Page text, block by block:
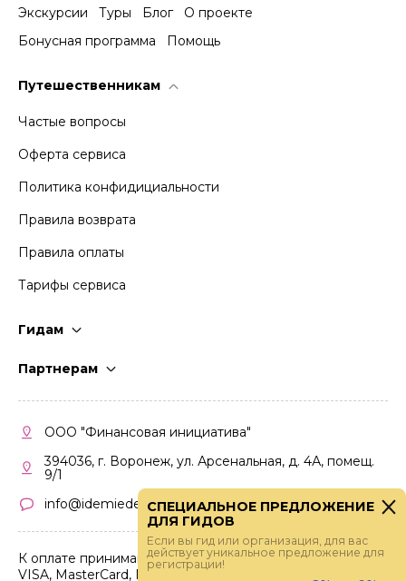
Экскурсии Туры Блог
О проекте
Бонусная программа
Помощь
Путешественникам
Частые вопросы
Оферта сервиса
Политика конфидициальности
Правила возврата
Правила оплаты
Тарифы сервиса
Гидам
Партнерам
Кабинет партнера
Правила участия
ООО "Финансовая инициатива"
394036, г. Воронеж, ул. Арсенальная, д. 4А, помещ.
9/1
info@idemiedem.ru
К оплате принимаются карты
VISA, MasterCard, МИР
СПЕЦИАЛЬНОЕ ПРЕДЛОЖЕНИЕ
ДЛЯ ГИДОВ
Если вы гид или организация, для вас
действует уникальное предложение для
регистрации!